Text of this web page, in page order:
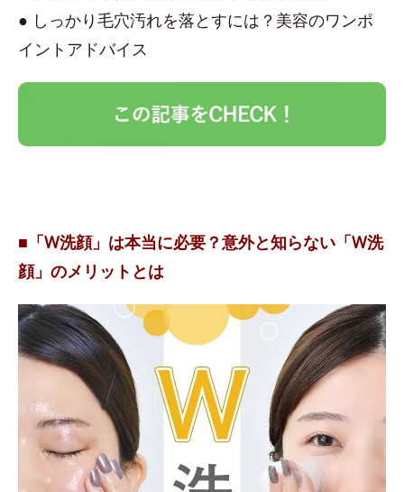
● しっかり毛穴汚れを落とすには？美容のワンポ
イントアドバイス
■「W洗顔」は本当に必要？意外と知らない「W洗
顔」のメリットとは